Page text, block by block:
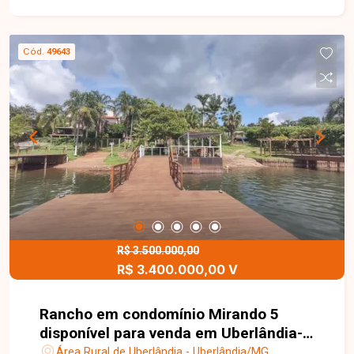
americana, banheiro social e lavanderia. Para
momentos de confraternização, dispõe de um
completo quiosque gourmet com churrasqueira,
fogão a lenha, palco para eventos e banheiros,
além de uma piscina que garante lazer e
descanso para toda a família. O imóvel ainda
conta com barracão com baias, 2 galpões para
criação de galinhas, incluindo baias para galos, e
um excelente pomar, proporcionando
produtividade e qualidade de vida no campo. Uma
oportunidade única de adquirir uma propriedade
totalmente mobiliada e equipada, pronta para
receber seus projetos e oferecer bem-estar em
Cód. 49643
R$ 3.500.000,00
R$ 3.400.000,00 V
Rancho em condomínio Mirando 5
disponível para venda em Uberlândia-